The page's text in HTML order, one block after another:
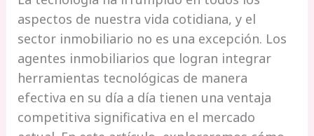
aspectos de nuestra vida cotidiana, y el
sector inmobiliario no es una excepción. Los
agentes inmobiliarios que logran integrar
herramientas tecnológicas de manera
efectiva en su día a día tienen una ventaja
competitiva significativa en el mercado